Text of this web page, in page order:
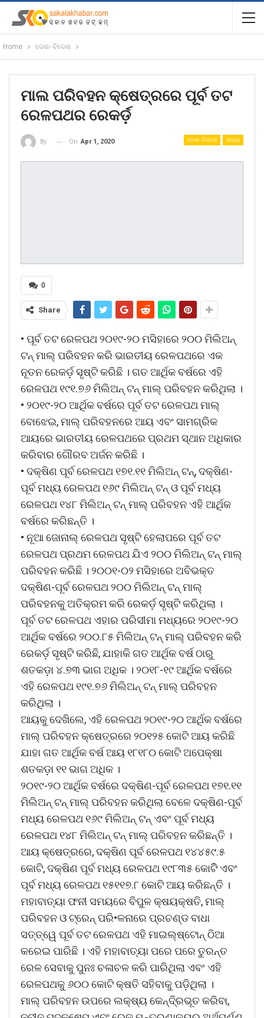
Home ଦେଶ- ବିଦେଶ
ମାଲ ପରିବହନ କ୍ଷେତ୍ରରେ ପୂର୍ବ ତଟ
ରେଳପଥର ରେକର୍ଡ଼
ଦେଶ- ବିଦେଶ ରାଜ୍ୟ
By On Apr 1, 2020
0
Share
• ପୂର୍ବ ତଟ ରେଳପଥ ୨୦୧୯-୨୦ ମସିହାରେ ୨୦୦ ମିଲିଅନ୍
ଟନ୍ ମାଲ୍ ପରିବହନ କରି ଭାରତୀୟ ରେଳପଥରେ ଏକ
ନୂତନ ରେକର୍ଡ଼ ସୃଷ୍ଟି କରିଛି । ଗତ ଆର୍ଥିକ ବର୍ଷରେ ଏହି
ରେଳପଥ ୧୯୧.୭୬ ମିଲିଅନ୍ ଟନ୍ ମାଲ୍ ପରିବହନ କରିଥିଲା ।
• ୨୦୧୯-୨୦ ଆର୍ଥିକ ବର୍ଷରେ ପୂର୍ବ ତଟ ରେଳପଥ ମାଲ୍
ବୋଝେଇ, ମାଲ୍ ପରିବହନରେ ଆୟ ଏବଂ ସାମଗ୍ରିକ
ଆୟରେ ଭାରତୀୟ ରେଳପଥରେ ପ୍ରଥମ ସ୍ଥାନ ଅଧିକାର
କରିବାର ଗୌରବ ଅର୍ଜନ କରିଛି ।
• ଦକ୍ଷିଣ ପୂର୍ବ ରେଳପଥ ୧୭୧.୧୧ ମିଲିଅନ୍ ଟନ୍, ଦକ୍ଷିଣ-
ପୂର୍ବ ମଧ୍ୟ ରେଳପଥ ୧୬୯ ମିଲିଅନ୍ ଟନ୍ ଓ ପୂର୍ବ ମଧ୍ୟ
ରେଳପଥ ୧୪୮ ମିଲିଅନ୍ ଟନ୍ ମାଲ୍ ପରିବହନ ଏହି ଆର୍ଥିକ
ବର୍ଷରେ କରିଛନ୍ତି ।
• ନୂଆ ଜୋନାଲ୍ ରେଳପଥ ସୃଷ୍ଟି ହେଲାପରେ ପୂର୍ବ ତଟ
ରେଳପଥ ପ୍ରଥମ ରେଳପଥ ଯିଏ ୨୦୦ ମିଲିଅନ୍ ଟନ୍ ମାଲ୍
ପରିବହନ କରିଛି । ୨୦୦୧-୦୨ ମସିହାରେ ଅବିଭକ୍ତ
ଦକ୍ଷିଣ-ପୂର୍ବ ରେଳପଥ ୨୦୦ ମିଲିଅନ୍ ଟନ୍ ମାଲ୍
ପରିବହନକୁ ଅତିକ୍ରମ କରି ରେକର୍ଡ଼ ସୃଷ୍ଟି କରିଥିଲା ।
ପୂର୍ବ ତଟ ରେଳପଥ ଏହାର ପରିସୀମା ମଧ୍ୟରେ ୨୦୧୯-୨୦
ଆର୍ଥିକ ବର୍ଷରେ ୨୦୦.୮୫ ମିଲିଅନ୍ ଟନ୍ ମାଲ୍ ପରିବହନ କରି
ରେକର୍ଡ଼ ସୃଷ୍ଟି କରିଛି, ଯାହାକି ଗତ ଆର୍ଥିକ ବର୍ଷ ଠାରୁ
ଶତକଡ଼ା ୪.୭୩ ଭାଗ ଅଧିକ । ୨୦୧୮-୧୯ ଆର୍ଥିକ ବର୍ଷରେ
ଏହି ରେଳପଥ ୧୯୧.୭୬ ମିଲିଅନ୍ ଟନ୍ ମାଲ୍ ପରିବହନ
କରିଥିଲା ।
ଆୟକୁ ଦେଖିଲେ, ଏହି ରେଳପଥ ୨୦୧୯-୨୦ ଆର୍ଥିକ ବର୍ଷରେ
ମାଲ୍ ପରିବହନ କ୍ଷେତ୍ରରେ ୨୦୧୨୫ କୋଟି ଆୟ କରିଛି
ଯାହା ଗତ ଆର୍ଥିକ ବର୍ଷ ଆୟ ୧୮୧୮୦ କୋଟି ଅପେକ୍ଷା
ଶତକଡ଼ା ୧୧ ଭାଗ ଅଧିକ ।
୨୦୧୯-୨୦ ଆର୍ଥିକ ବର୍ଷରେ ଦକ୍ଷିଣ-ପୂର୍ବ ରେଳପଥ ୧୭୧.୧୧
ମିଲିଅନ୍ ଟନ୍ ମାଲ୍ ପରିବହନ କରିଥିଲା ବେଳେ ଦକ୍ଷିଣ-ପୂର୍ବ
ମଧ୍ୟ ରେଳପଥ ୧୬୯ ମିଲିଅନ୍ ଟନ୍ ଏବଂ ପୂର୍ବ ମଧ୍ୟ
ରେଳପଥ ୧୪୮ ମିଲିଅନ୍ ଟନ୍ ମାଲ୍ ପରିବହନ କରିଛନ୍ତି ।
ଆୟ କ୍ଷେତ୍ରରେ, ଦକ୍ଷିଣ ପୂର୍ବ ରେଳପଥ ୧୪୪୫୯.୫
କୋଟି, ଦକ୍ଷିଣ ପୂର୍ବ ମଧ୍ୟ ରେଳପଥ ୧୯୮୩୫ କୋଟିି ଏବଂ
ପୂର୍ବ ମଧ୍ୟ ରେଳପଥ ୧୫୧୧୭.୮ କୋଟି ଆୟ କରିଛନ୍ତି ।
ମହାବାତ୍ୟା ଫନୀ ସମୟରେ ବିପୁଳ କ୍ଷୟକ୍ଷତି, ମାଲ୍
ପରିବହନ ଓ ଟ୍ରେନ୍ ପରି•ଳନାରେ ପ୍ରଚଣ୍ଡ ବାଧା
ସତ୍ତ୍ୱେ ପୂର୍ବ ତଟ ରେଳପଥ ଏହି ମାଇଲ୍ଷ୍ଟୋନ୍ ଠିଆ
କରେଇ ପାରିଛି । ଏହି ମହାବାତ୍ୟା ପରେ ପରେ ତୁରନ୍ତ
ରେଳ ସେବାକୁ ପୁନଃ ଚଳାଚଳ କରି ପାରିଥିଲା ଏବଂ ଏହି
ରେଳପଥକୁ ୬୦୦ କୋଟି କ୍ଷତି ସହିବାକୁ ପଡ଼ିଥିଲା ।
ମାଲ୍ ପରିବହନ ଉପରେ ଲକ୍ଷ୍ୟ କେନ୍ଦି୍ରଭୂତ କରିବା,